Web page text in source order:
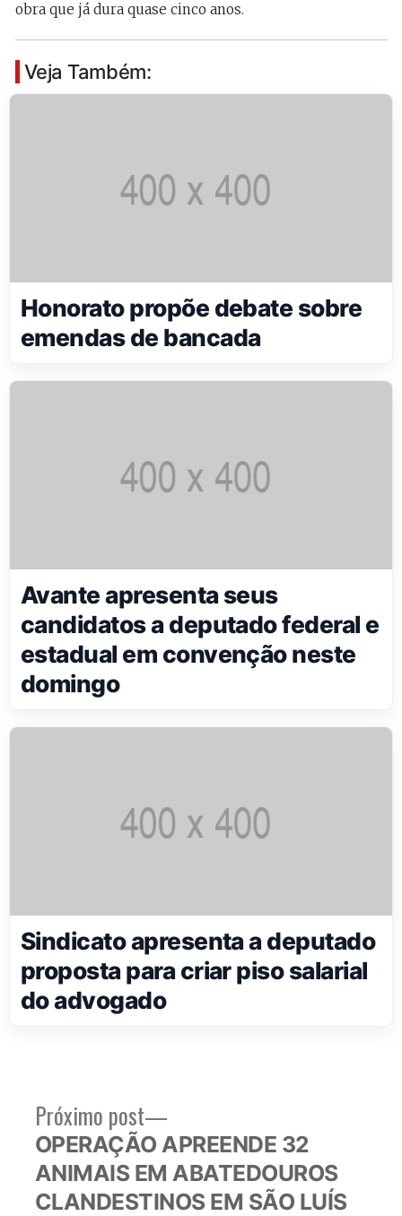
obra que já dura quase cinco anos.
Veja Também:
Honorato propõe debate sobre
emendas de bancada
Avante apresenta seus
candidatos a deputado federal e
estadual em convenção neste
domingo
Sindicato apresenta a deputado
proposta para criar piso salarial
do advogado
Navegação
de
Post
Próximo post
Próximo
post:
OPERAÇÃO APREENDE 32
ANIMAIS EM ABATEDOUROS
CLANDESTINOS EM SÃO LUÍS